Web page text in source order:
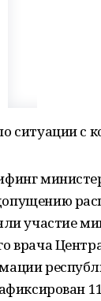
ситуации с
участие
врача